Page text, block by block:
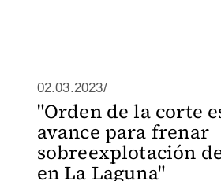
02.03.2023/
"Orden de la corte
avance para frenar
sobreexplotación
en La Laguna"